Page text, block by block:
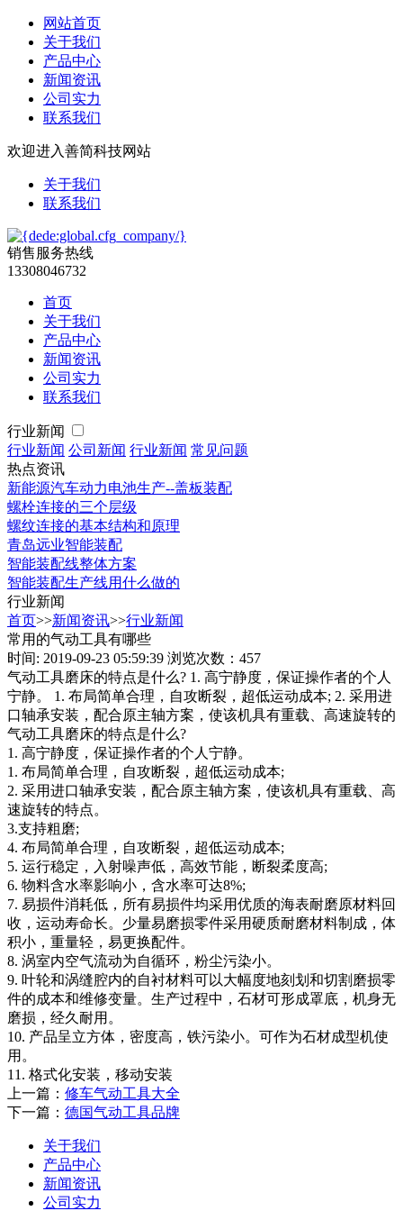
网站首页
关于我们
产品中心
新闻资讯
公司实力
联系我们
欢迎进入善简科技网站
关于我们
联系我们
销售服务热线
13308046732
首页
关于我们
产品中心
新闻资讯
公司实力
联系我们
行业新闻
行业新闻 公司新闻 行业新闻 常见问题
热点资讯
新能源汽车动力电池生产--盖板装配
螺栓连接的三个层级
螺纹连接的基本结构和原理
青岛远业智能装配
智能装配线整体方案
智能装配生产线用什么做的
行业新闻
首页>>新闻资讯>>行业新闻
常用的气动工具有哪些
时间: 2019-09-23 05:59:39 浏览次数：457
气动工具磨床的特点是什么? 1. 高宁静度，保证操作者的个人
宁静。 1. 布局简单合理，自攻断裂，超低运动成本; 2. 采用进
口轴承安装，配合原主轴方案，使该机具有重载、高速旋转的
气动工具磨床的特点是什么?
1. 高宁静度，保证操作者的个人宁静。
1. 布局简单合理，自攻断裂，超低运动成本;
2. 采用进口轴承安装，配合原主轴方案，使该机具有重载、高
速旋转的特点。
3.支持粗磨;
4. 布局简单合理，自攻断裂，超低运动成本;
5. 运行稳定，入射噪声低，高效节能，断裂柔度高;
6. 物料含水率影响小，含水率可达8%;
7. 易损件消耗低，所有易损件均采用优质的海表耐磨原材料回
收，运动寿命长。少量易磨损零件采用硬质耐磨材料制成，体
积小，重量轻，易更换配件。
8. 涡室内空气流动为自循环，粉尘污染小。
9. 叶轮和涡缝腔内的自衬材料可以大幅度地刻划和切割磨损零
件的成本和维修变量。生产过程中，石材可形成罩底，机身无
磨损，经久耐用。
10. 产品呈立方体，密度高，铁污染小。可作为石材成型机使
用。
11. 格式化安装，移动安装
上一篇： 修车气动工具大全
下一篇： 德国气动工具品牌
关于我们
产品中心
新闻资讯
公司实力